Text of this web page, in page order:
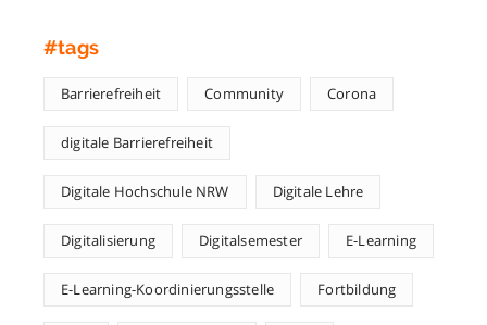
#tags
Barrierefreiheit Community Corona
digitale Barrierefreiheit
Digitale Hochschule NRW Digitale Lehre
Digitalisierung Digitalsemester E-Learning
E-Learning-Koordinierungsstelle Fortbildung